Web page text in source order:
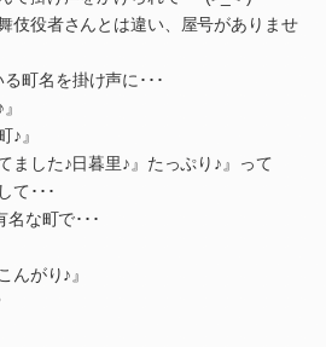
伎役者さんとは違い、屋号がありませ
町名を掛け声に･･･
♪』
ました♪日暮里♪』たっぷり♪』って
て･･･
名な町で･･･
んがり♪』